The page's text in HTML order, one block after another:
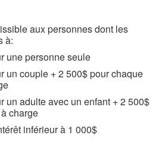
aux personnes dont les
à:
une personne seule
un couple + 2 500$ pour chaque
un adulte avec un enfant + 2 500$
charge
inférieur à 1 000$